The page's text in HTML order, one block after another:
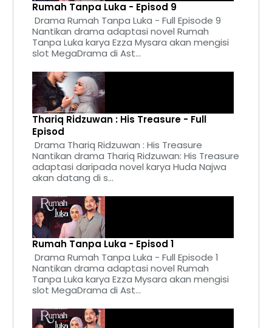
Rumah Tanpa Luka - Episod 9
Drama Rumah Tanpa Luka - Full Episode 9
Nantikan drama adaptasi novel Rumah
Tanpa Luka karya Ezza Mysara akan mengisi
slot MegaDrama di Ast...
Thariq Ridzuwan : His Treasure - Full
Episod
Drama Thariq Ridzuwan : His Treasure
Nantikan drama Thariq Ridzuwan: His Treasure
adaptasi daripada novel karya Huda Najwa
akan datang di s...
Rumah Tanpa Luka - Episod 1
Drama Rumah Tanpa Luka - Full Episode 1
Nantikan drama adaptasi novel Rumah
Tanpa Luka karya Ezza Mysara akan mengisi
slot MegaDrama di Ast...